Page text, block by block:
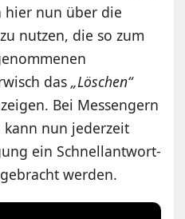
hier nun über die
nutzen, die so zum
das„Löschen“
Bei Messengern
kann nun jederzeit
ein Schnellantwort-
werden.